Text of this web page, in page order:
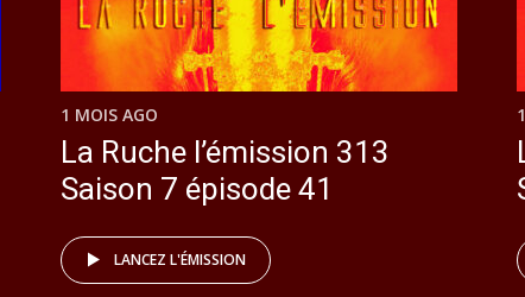
1 MOIS AGO
La Ruche l’émission 313
Saison 7 épisode 41
LANCEZ L'ÉMISSION